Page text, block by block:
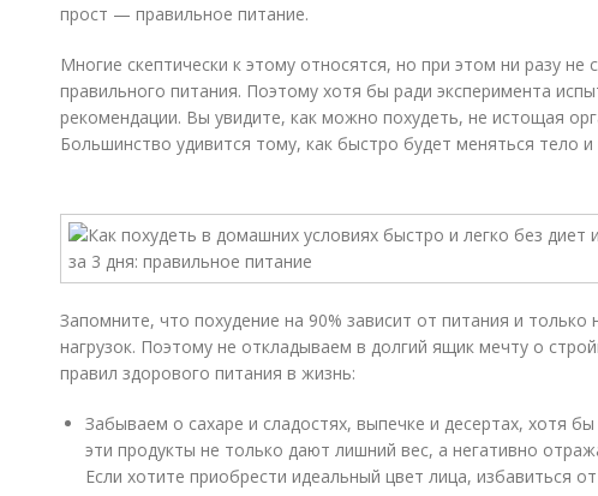
прост — правильное питание.
Многие скептически к этому относятся, но при этом ни разу не
правильного питания. Поэтому хотя бы ради эксперимента
рекомендации. Вы увидите, как можно похудеть, не истощая
Большинство удивится тому, как быстро будет меняться тело
Запомните, что похудение на 90% зависит от питания и только
нагрузок. Поэтому не откладываем в долгий ящик мечту о
правил здорового питания в жизнь:
Забываем о сахаре и сладостях, выпечке и десертах, хотя
эти продукты не только дают лишний вес, а негативно
Если хотите приобрести идеальный цвет лица, избавиться